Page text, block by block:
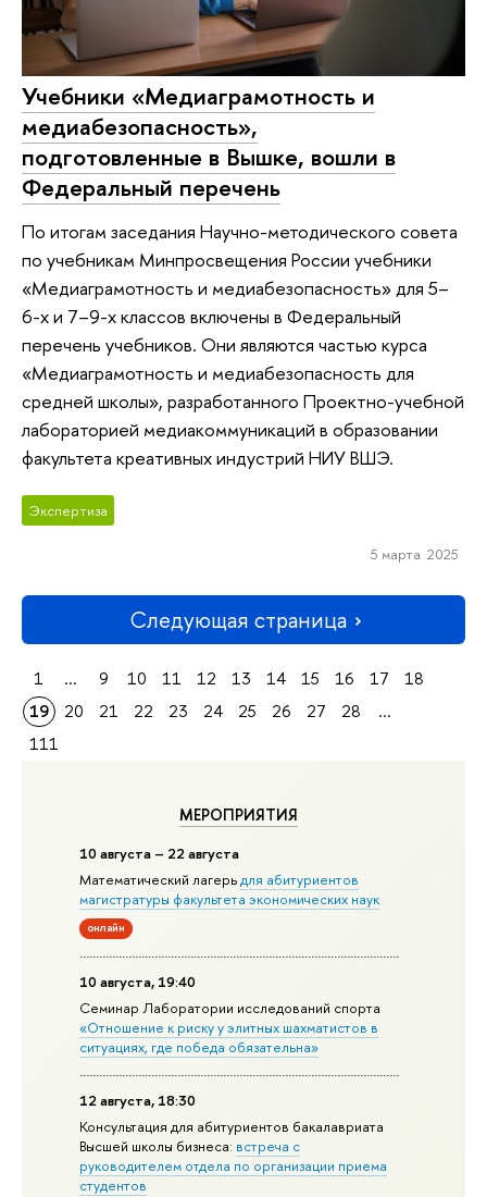
МЕРОПРИЯТИЯ
10 августа – 22 августа
Математический лагерьдля абитуриентов
магистратуры факультета экономических наук
онлайн
10 августа, 19:40
Семинар Лаборатории исследований спорта
«Отношение к риску у элитных шахматистов в
ситуациях, где победа обязательна»
12 августа, 18:30
Консультация для абитуриентов бакалавриата
Высшей школы бизнеса: встреча с
руководителем отдела по организации приема
студентов
Учебники «Медиаграмотность и
медиабезопасность»,
подготовленные в Вышке, вошли в
Федеральный перечень
По итогам заседания Научно-методического совета
по учебникам Минпросвещения России учебники
«Медиаграмотность и медиабезопасность» для 5–
6-х и 7–9-х классов включены в Федеральный
перечень учебников. Они являются частью курса
«Медиаграмотность и медиабезопасность для
средней школы», разработанного Проектно-учебной
лабораторией медиакоммуникаций в образовании
факультета креативных индустрий НИУ ВШЭ.
Экспертиза
5 марта 2025
Следующая страница
1 ... 9 10 11 12 13 14 15 16 17
18
19
20 21 22 23 24 25 26 27 28
...
111